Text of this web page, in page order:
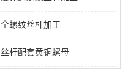
全螺纹丝杆加工
丝杆配套黄铜螺母